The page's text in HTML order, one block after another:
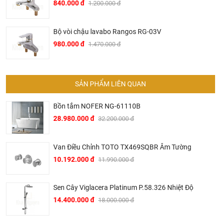
▶ Các sản phẩm của Bravat đã được sử dụng trong nhiều
thống khách sạn hạng sang của Intercontinetal, Conrad
Hilton, Sheraton, Le Méri­di­en, Marriott hay trên các hạm
▶ Tại Việt Nam, Bravat mặc dù là thương hiệu mới mẻ
nhưng đã ngay lập tức được thị trường đón nhận mạnh mẽ.
Nhiều khách sạn hạng sang tại thủ phủ du lịch miền Trung
Việt Nam đã sử dụng các sản phẩm của Bravat trong đó có
nhiều tên tuổi lớn trong ngành du lịch khách sạn Việt Nam
như khách sạn Melia, Accor, Anantara, Sheraton, Fusion
Suites, Cocobay, Alacarte,…
▶ Không chỉ hiện diện trong các khách sạn khu nghỉ dưỡng
cư cao cấp sử dụng trong các căn hộ như một trong những
điểm nhấn bán hàng với phương châm nghỉ dưỡng 5 sao
tại gia. Đến nay, sản phẩm Bravat đã có mặt ở nhiều chung
840.000 đ 1.200.000 đ
Bộ vòi chậu lavabo Rangos RG-03V
980.000 đ 1.470.000 đ
SẢN PHẨM LIÊN QUAN
Bồn tắm NOFER NG-61110B
28.980.000 đ 32.200.000 đ
Van Điều Chỉnh TOTO TX469SQBR Âm Tường
10.192.000 đ 11.990.000 đ
Sen Cây Viglacera Platinum P.58.326 Nhiệt Độ
14.400.000 đ 18.000.000 đ